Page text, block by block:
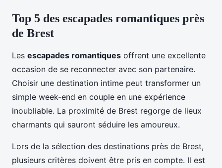
Top 5 des escapades romantiques près
de Brest
Les escapades romantiques offrent une excellente
occasion de se reconnecter avec son partenaire.
Choisir une destination intime peut transformer un
simple week-end en couple en une expérience
inoubliable. La proximité de Brest regorge de lieux
charmants qui sauront séduire les amoureux.
Lors de la sélection des destinations près de Brest,
plusieurs critères doivent être pris en compte. Il est